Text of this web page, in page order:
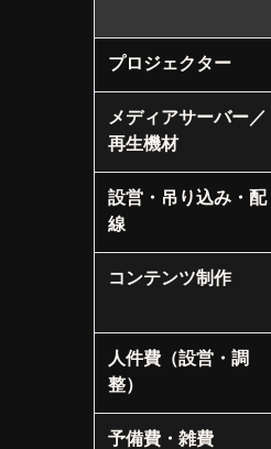
プロジェクター
メディアサーバー／
再生機材
設営・吊り込み・配
線
コンテンツ制作
人件費（設営・調
整）
予備費・雑費